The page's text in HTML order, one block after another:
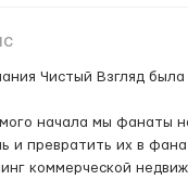
Чистый Взгляд
начала мы фанаты
и превратить их в
коммерческой